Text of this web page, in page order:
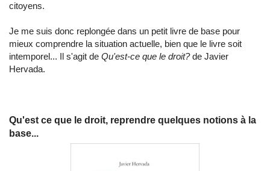
citoyens.
Je me suis donc replongée dans un petit livre de base pour
mieux comprendre la situation actuelle, bien que le livre soit
intemporel... Il s'agit de Qu'est-ce que le droit?de Javier
Hervada.
Qu'est ce que le droit, reprendre quelques notions à la
base...